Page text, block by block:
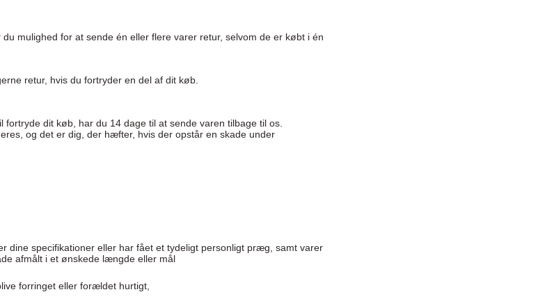
mulighed for at sende én eller flere varer retur, selvom de er købt i én
retur, hvis du fortryder en del af dit køb.
fortryde dit køb, har du 14 dage til at sende varen tilbage til os.
og det er dig, der hæfter, hvis der opstår en skade under
dine specifikationer eller har fået et tydeligt personligt præg, samt varer
afmålt i et ønskede længde eller mål
forringet eller forældet hurtigt,